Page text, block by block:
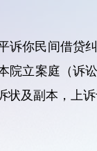
诉你民间借贷
院立案庭（诉
状及副本，上